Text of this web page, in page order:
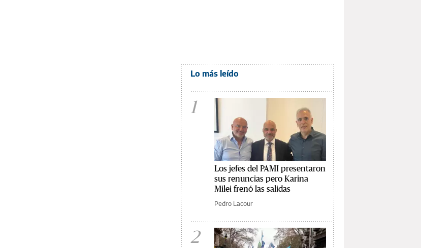
Lo más leído
1
Los jefes del PAMI presentaron
sus renuncias pero Karina
Milei frenó las salidas
Pedro Lacour
2